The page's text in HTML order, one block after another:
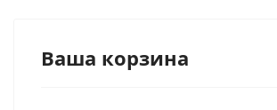
Ваша корзина